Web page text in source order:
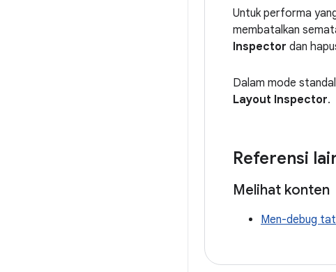
Untuk performa
membatalkan
Inspector dan
Dalam mode
Layout Inspector.
Referensi
Melihat konten
Men-debug